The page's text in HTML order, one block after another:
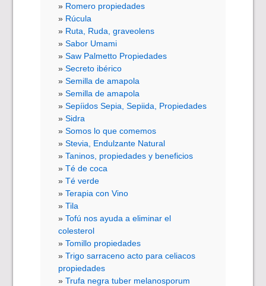
Romero propiedades
Rúcula
Ruta, Ruda, graveolens
Sabor Umami
Saw Palmetto Propiedades
Secreto ibérico
Semilla de amapola
Semilla de amapola
Sepíidos Sepia, Sepiida, Propiedades
Sidra
Somos lo que comemos
Stevia, Endulzante Natural
Taninos, propiedades y beneficios
Té de coca
Té verde
Terapia con Vino
Tila
Tofú nos ayuda a eliminar el
colesterol
Tomillo propiedades
Trigo sarraceno acto para celiacos
propiedades
Trufa negra tuber melanosporum